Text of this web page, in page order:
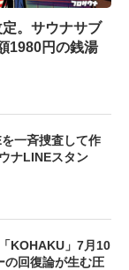
。サウナサブ
1980円の銭湯
一斉捜査して作
ナLINEスタン
KOHAKU」7月10
の回復論が生む圧